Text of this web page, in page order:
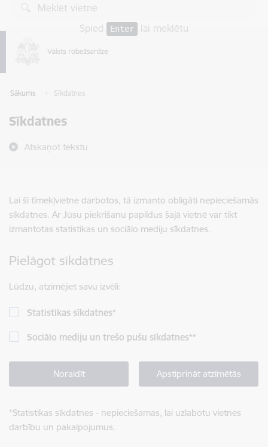
Pāriet uz lapas saturu
Spied
Enter lai meklētu
Sākums Sīkdatnes
Sīkdatnes
Atskaņot tekstu
Lai šī tīmekļvietne darbotos, tā izmanto obligāti nepieciešamās
sīkdatnes. Ar Jūsu piekrišanu papildus šajā vietnē var tikt
izmantotas statistikas un sociālo mediju sīkdatnes.
Pielāgot sīkdatnes
Lūdzu, atzīmējiet savu izvēli:
Statistikas sīkdatnes*
Sociālo mediju un trešo pušu sīkdatnes**
Noraidīt Apstiprināt atzīmētās
*Statistikas sīkdatnes - nepieciešamas, lai uzlabotu vietnes
darbību un pakalpojumus.